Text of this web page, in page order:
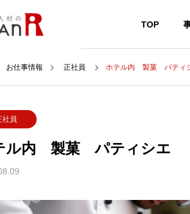
TOP
お仕事情報 正社員 ホテル内 製菓 パティ
社員
ル内 製菓 パティシエ